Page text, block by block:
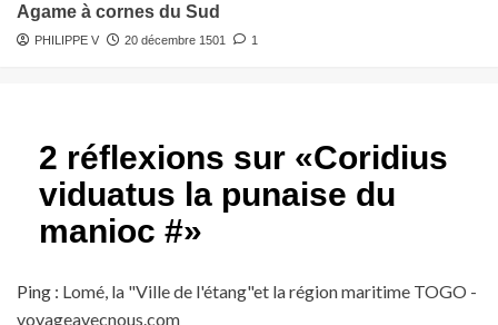
Agame à cornes du Sud
PHILIPPE V 20 décembre 1501 1
2 réflexions sur «Coridius
viduatus la punaise du
manioc #»
Ping : Lomé, la "Ville de l'étang"et la région maritime TOGO -
voyageavecnous.com